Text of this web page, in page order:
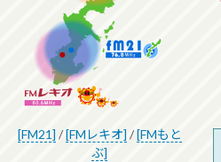
[FM21] /[FMレキオ] /[FMもと
ぶ]